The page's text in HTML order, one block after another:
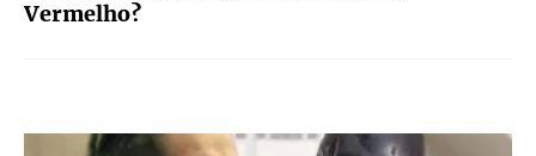
Vermelho?